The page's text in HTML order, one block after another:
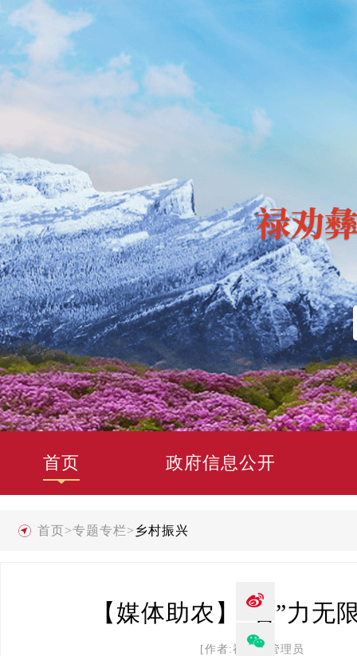
首页 政府信息公开
首页>专题专栏> 乡村振兴
【媒体助农】“石”力
[作者:禄劝县管理员 发